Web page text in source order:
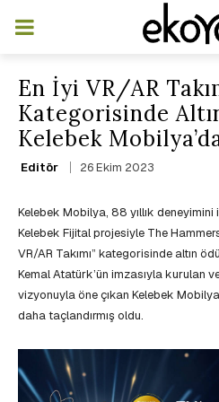
En İyi VR/AR
Kategorisinde
Kelebek
Editör 26 Ekim 2023
Kelebek Mobilya, 88 yıllık
Kelebek Fijital projesiyle The
VR/AR Takımı” kategorisinde altın
Kemal Atatürk’ün imzasıyla kurulan
vizyonuyla öne çıkan Kelebek
daha taçlandırmış oldu.